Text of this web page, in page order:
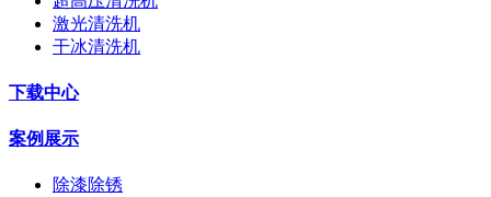
激光清洗机
干冰清洗机
下载中心
案例展示
除漆除锈